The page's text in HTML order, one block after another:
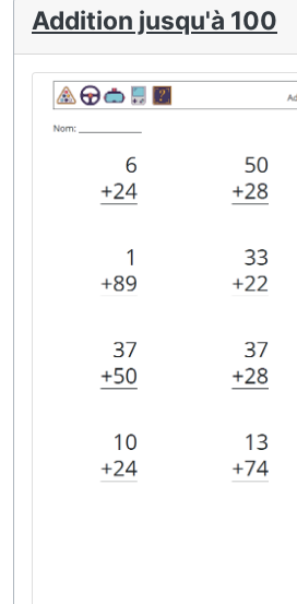
Addition jusqu'à 100